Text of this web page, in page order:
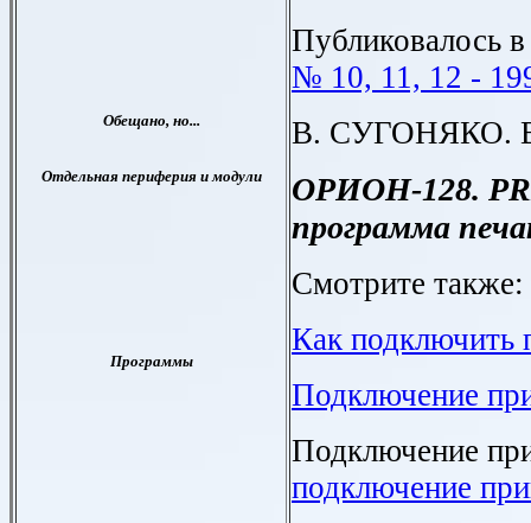
Публиковалось
№ 10, 11, 12 -
В. СУГОНЯКО.
ОРИОН-128.
программа
Смотрите также:
Как
Подключение
Подключение
подключение